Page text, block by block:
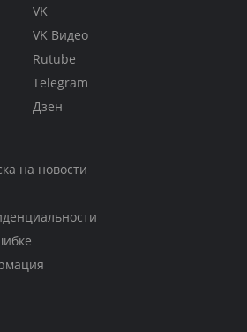
VK
VK Видео
Rutube
Telegram
Дзен
на новости